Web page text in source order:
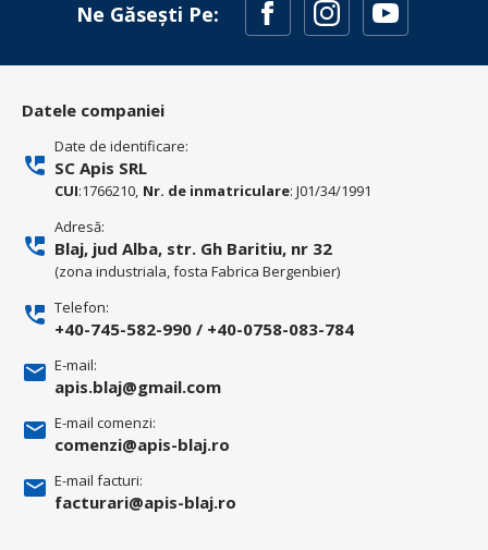
Ne Găsești Pe:
Datele companiei
Date de identificare:
SC Apis SRL
CUI:1766210, Nr. de inmatriculare: J01/34/1991
Adresă:
Blaj, jud Alba, str. Gh Baritiu, nr 32
(zona industriala, fosta Fabrica Bergenbier)
Telefon:
+40-745-582-990 / +40-0758-083-784
E-mail:
apis.blaj@gmail.com
E-mail comenzi:
comenzi@apis-blaj.ro
E-mail facturi:
facturari@apis-blaj.ro